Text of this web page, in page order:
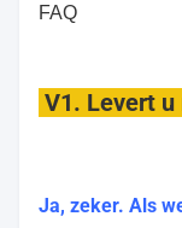
FAQ
V1. Levert
Ja, zeker. Als